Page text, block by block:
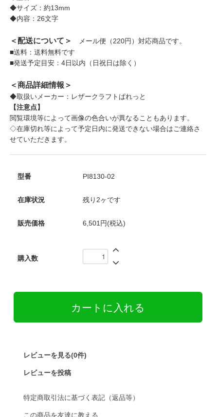
◆サイズ：約13mm
◆内容：26文字
＜配送について＞
メール便（220円）対応商品です。
■送料：送料無料です
■発送予定目安：4日以内（日祝日は除く）
＜商品詳細情報＞
◆取扱いメーカー：レザークラフトぱれっと
【注意点】
閲覧環境等によって画像の色合いが異なることもあります。
◇在庫切れ等によって予定日内に発送できない場合はご連絡さ
せていただきます。
型番 PI8130-02
在庫状況 残り2ヶです
販売価格 6,501円(税込)
購入数
レビューを見る(0件)
レビューを投稿
特定商取引法に基づく表記（返品等）
この商品を友達に教える